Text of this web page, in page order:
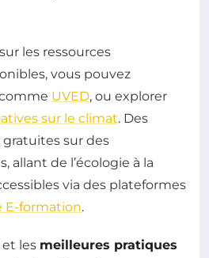
les ressources
vous pouvez
UVED, ou explorer
sur le climat. Des
sur des
allant de l’écologie à la
via des plateformes
E-formation.
les meilleures pratiques